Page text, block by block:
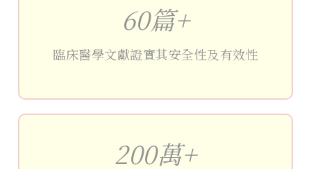
60篇+
臨床醫學文獻證實其安全性及有效性
200萬+